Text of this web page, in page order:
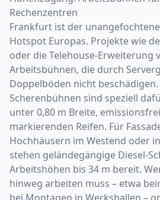
Rechenzentren
Frankfurt ist der
Hotspot Europas. Projekte wie
oder die Telehouse-Erweiterung
Arbeitsbühnen, die durch
Doppelböden nicht
Scherenbühnen sind speziell
unter 0,80 m Breite,
markierenden Reifen. Für
Hochhäusern im Westend oder
stehen geländegängige Diesel-
Arbeitshöhen bis 34 m bereit.
hinweg arbeiten muss – etwa